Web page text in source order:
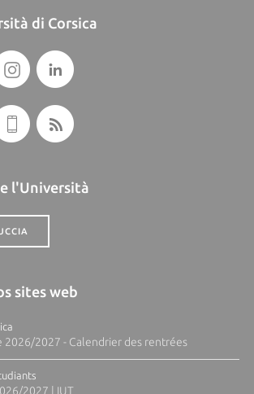
di Corsica
l'Università
sites web
2026/2027 - Calendrier des rentrées
2027 | IUT